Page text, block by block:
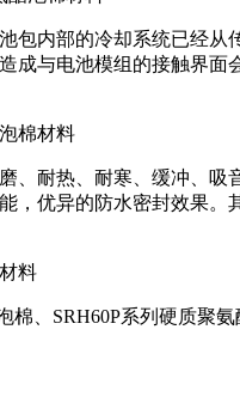
内部的冷却系统已经
与电池模组的接触界
耐热、耐寒、缓冲、
优异的防水密封效果
棉、SRH60P系列硬质聚氨